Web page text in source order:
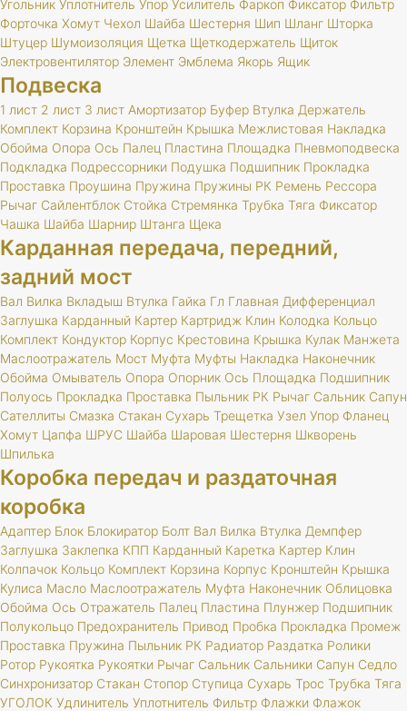
Угольник Уплотнитель Упор Усилитель Фаркоп Фиксатор Фильтр
Форточка Хомут Чехол Шайба Шестерня Шип Шланг Шторка
Штуцер Шумоизоляция Щетка Щеткодержатель Щиток
Электровентилятор Элемент Эмблема Якорь Ящик
Подвеска
1 лист 2 лист 3 лист Амортизатор Буфер Втулка Держатель
Комплект Корзина Кронштейн Крышка Межлистовая Накладка
Обойма Опора Ось Палец Пластина Площадка Пневмоподвеска
Подкладка Подрессорники Подушка Подшипник Прокладка
Проставка Проушина Пружина Пружины РК Ремень Рессора
Рычаг Сайлентблок Стойка Стремянка Трубка Тяга Фиксатор
Чашка Шайба Шарнир Штанга Щека
Карданная передача, передний,
задний мост
Вал Вилка Вкладыш Втулка Гайка Гл Главная Дифференциал
Заглушка Карданный Картер Картридж Клин Колодка Кольцо
Комплект Кондуктор Корпус Крестовина Крышка Кулак Манжета
Маслоотражатель Мост Муфта Муфты Накладка Наконечник
Обойма Омыватель Опора Опорник Ось Площадка Подшипник
Полуось Прокладка Проставка Пыльник РК Рычаг Сальник Сапун
Сателлиты Смазка Стакан Сухарь Трещетка Узел Упор Фланец
Хомут Цапфа ШРУС Шайба Шаровая Шестерня Шкворень
Шпилька
Коробка передач и раздаточная
коробка
Адаптер Блок Блокиратор Болт Вал Вилка Втулка Демпфер
Заглушка Заклепка КПП Карданный Каретка Картер Клин
Колпачок Кольцо Комплект Корзина Корпус Кронштейн Крышка
Кулиса Масло Маслоотражатель Муфта Наконечник Облицовка
Обойма Ось Отражатель Палец Пластина Плунжер Подшипник
Полукольцо Предохранитель Привод Пробка Прокладка Промеж
Проставка Пружина Пыльник РК Радиатор Раздатка Ролики
Ротор Рукоятка Рукоятки Рычаг Сальник Сальники Сапун Седло
Синхронизатор Стакан Стопор Ступица Сухарь Трос Трубка Тяга
УГОЛОК Удлинитель Уплотнитель Фильтр Флажки Флажок